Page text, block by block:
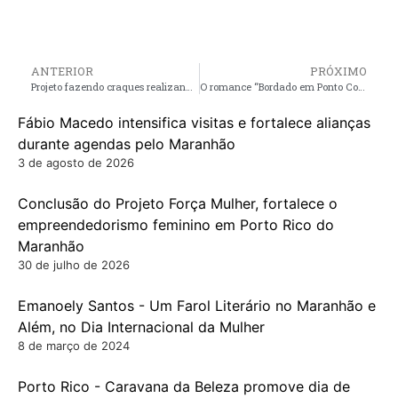
ANTERIOR
Projeto fazendo craques realizando sonhos de Porto Rico, realiza intercâmbio de futebol com projeto de Bequimão
PRÓXIMO
O romance “Bordado em Ponto Corrente” será lançado na Feira do Livro, da Maranhense Rute Ferreira
Fábio Macedo intensifica visitas e fortalece alianças
durante agendas pelo Maranhão
3 de agosto de 2026
Conclusão do Projeto Força Mulher, fortalece o
empreendedorismo feminino em Porto Rico do
Maranhão
30 de julho de 2026
Emanoely Santos - Um Farol Literário no Maranhão e
Além, no Dia Internacional da Mulher
8 de março de 2024
Porto Rico - Caravana da Beleza promove dia de